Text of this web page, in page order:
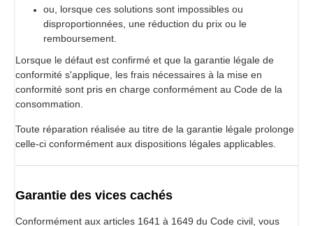
ou, lorsque ces solutions sont impossibles ou
disproportionnées, une réduction du prix ou le
remboursement.
Lorsque le défaut est confirmé et que la garantie légale de
conformité s'applique, les frais nécessaires à la mise en
conformité sont pris en charge conformément au Code de la
consommation.
Toute réparation réalisée au titre de la garantie légale prolonge
celle-ci conformément aux dispositions légales applicables.
Garantie des vices cachés
Conformément aux articles 1641 à 1649 du Code civil, vous